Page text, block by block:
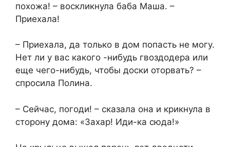
похожа! – воскликнула баба Маша. –
Приехала!
– Приехала, да только в дом попасть не могу.
Нет ли у вас какого -нибудь гвоздодера или
еще чего-нибудь, чтобы доски оторвать? –
спросила Полина.
– Сейчас, погоди! – сказала она и крикнула в
сторону дома: «Захар! Иди-ка сюда!»